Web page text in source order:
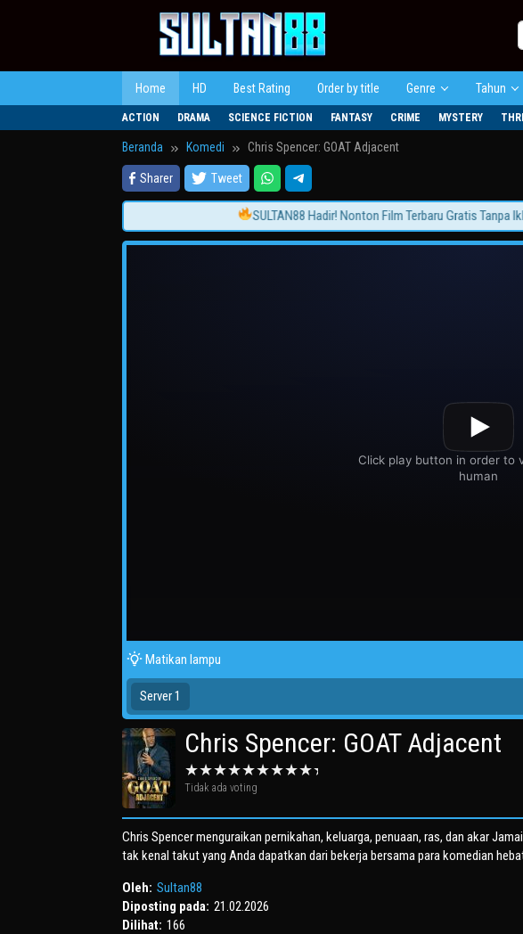
Home HD Best Rating Order by title Genre Tahun
ACTION DRAMA SCIENCE FICTION FANTASY CRIME MYSTERY
Beranda Komedi Chris Spencer: GOAT Adjacent
Sharer Tweet
SULTAN88 Hadir! Nonton Film Terbaru Gratis Tanpa Iklan
Matikan lampu
Server 1
Chris Spencer: GOAT Adjacent
Tidak ada voting
Chris Spencer menguraikan pernikahan, keluarga, penuaan, ras, dan akar
tak kenal takut yang Anda dapatkan dari bekerja bersama para komedian
Oleh: Sultan88
Diposting pada: 21.02.2026
Dilihat: 166